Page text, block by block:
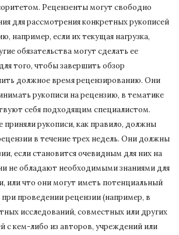
Рецензенты могут свободно
для рассмотрения конкретных рукописей
например, если их текущая нагрузка,
обязательства могут сделать ее
того, чтобы завершить обзор
должное время рецензированию. Они
рукописи на рецензию, в тематике
себя подходящим специалистом.
приняли рукописи, как правило, должны
в течение трех недель. Они должны
если становится очевидным для них на
не обладают необходимыми знаниями для
или что они могут иметь потенциальный
проведении рецензии (например, в
исследований, совместных или других
с кем-либо из авторов, учреждений или